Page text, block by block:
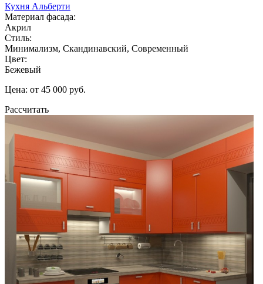
Кухня Альберти
Материал фасада:
Акрил
Стиль:
Минимализм, Скандинавский, Современный
Цвет:
Бежевый
Цена: от 45 000 руб.
Рассчитать